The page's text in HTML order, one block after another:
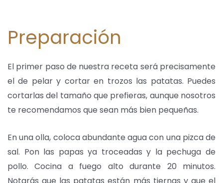
Preparación
El primer paso de nuestra receta será precisamente
el de pelar y cortar en trozos las patatas. Puedes
cortarlas del tamaño que prefieras, aunque nosotros
te recomendamos que sean más bien pequeñas.
En una olla, coloca abundante agua con una pizca de
sal. Pon las papas ya troceadas y la pechuga de
pollo. Cocina a fuego alto durante 20 minutos.